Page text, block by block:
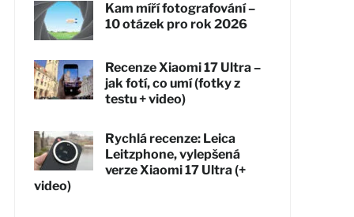
Kam míří fotografování –
10 otázek pro rok 2026
Recenze Xiaomi 17 Ultra –
jak fotí, co umí (fotky z
testu + video)
Rychlá recenze: Leica
Leitzphone, vylepšená
verze Xiaomi 17 Ultra (+
video)